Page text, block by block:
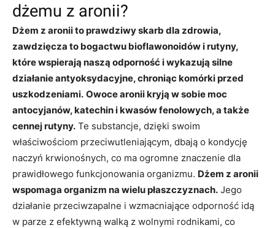
dżemu z aronii?
Dżem z aronii to prawdziwy skarb dla zdrowia,
zawdzięcza to bogactwu bioflawonoidów i rutyny,
które wspierają naszą odporność i wykazują silne
działanie antyoksydacyjne, chroniąc komórki przed
uszkodzeniami. Owoce aronii kryją w sobie moc
antocyjanów, katechin i kwasów fenolowych, a także
cennej rutyny. Te substancje, dzięki swoim
właściwościom przeciwutleniającym, dbają o kondycję
naczyń krwionośnych, co ma ogromne znaczenie dla
prawidłowego funkcjonowania organizmu. Dżem z aronii
wspomaga organizm na wielu płaszczyznach. Jego
działanie przeciwzapalne i wzmacniające odporność idą
w parze z efektywną walką z wolnymi rodnikami, co